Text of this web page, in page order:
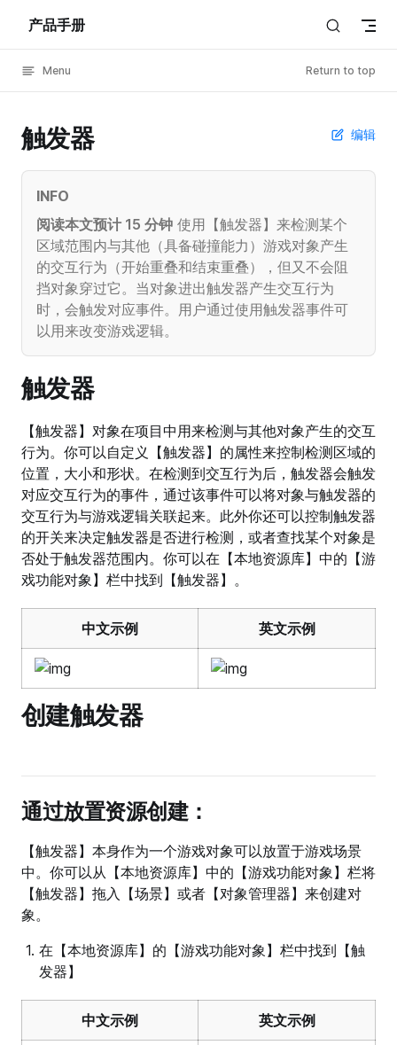
Skip to content
产品手册
Menu Return to top
编辑
触发器
INFO
阅读本文预计 15 分钟 使用【触发器】来检测某个
区域范围内与其他（具备碰撞能力）游戏对象产生
的交互行为（开始重叠和结束重叠），但又不会阻
挡对象穿过它。当对象进出触发器产生交互行为
时，会触发对应事件。用户通过使用触发器事件可
以用来改变游戏逻辑。
触发器
【触发器】对象在项目中用来检测与其他对象产生的交互
行为。你可以自定义【触发器】的属性来控制检测区域的
位置，大小和形状。在检测到交互行为后，触发器会触发
对应交互行为的事件，通过该事件可以将对象与触发器的
交互行为与游戏逻辑关联起来。此外你还可以控制触发器
的开关来决定触发器是否进行检测，或者查找某个对象是
否处于触发器范围内。你可以在【本地资源库】中的【游
戏功能对象】栏中找到【触发器】。
中文示例 英文示例
创建触发器
通过放置资源创建：
【触发器】本身作为一个游戏对象可以放置于游戏场景
中。你可以从【本地资源库】中的【游戏功能对象】栏将
【触发器】拖入【场景】或者【对象管理器】来创建对
象。
在【本地资源库】的【游戏功能对象】栏中找到【触
发器】
中文示例 英文示例